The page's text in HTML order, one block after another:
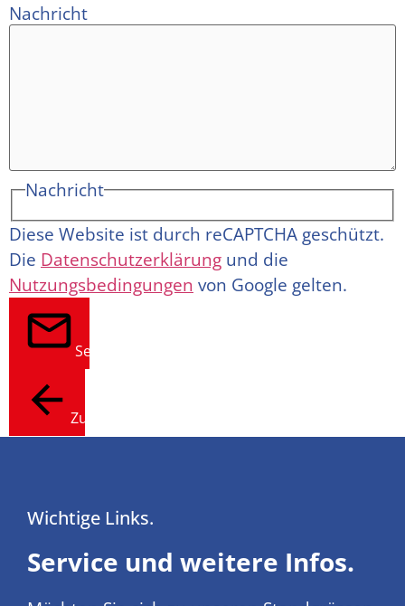
Nachricht
Nachricht
Diese Website ist durch reCAPTCHA geschützt.
Die Datenschutzerklärung und die
Nutzungsbedingungen von Google gelten.
Senden
Zurück
Wichtige Links.
Service und weitere Infos.